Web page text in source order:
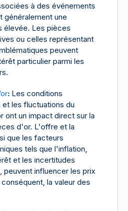
à des événements
généralement une
élevée. Les pièces
ou celles représentant
peuvent
particulier parmi les
: Les conditions
les fluctuations du
ont un impact direct sur la
d'or. L'offre et la
que les facteurs
tels que l'inflation,
et les incertitudes
peuvent influencer les prix
la valeur des